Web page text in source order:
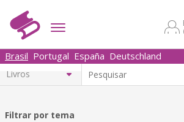
Brasil Portugal España Deutschland
Filtrar por tema